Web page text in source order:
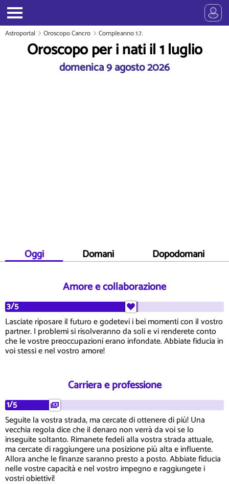
Astroportal Oroscopo Cancro Compleanno 1.7.
Oroscopo per i nati il 1 luglio
domenica 9 agosto 2026
Oggi Domani Dopodomani
Amore e collaborazione
3/5
Lasciate riposare il futuro e godetevi i bei momenti con il vostro
partner. I problemi si risolveranno da soli e vi renderete conto
che le vostre preoccupazioni erano infondate. Abbiate fiducia in
voi stessi e nel vostro amore!
Carriera e professione
1/5
Seguite la vostra strada, ma cercate di ottenere di più! Una
vecchia regola dice che il denaro non verrà da voi se lo
inseguite soltanto. Rimanete fedeli alla vostra strada attuale,
ma cercate di raggiungere una posizione più alta e influente.
Allora anche le finanze saranno presto a posto. Abbiate fiducia
nelle vostre capacità e nel vostro impegno e raggiungete i
vostri obiettivi!